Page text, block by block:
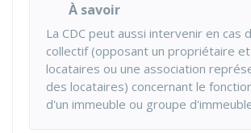
À savoir
La CDC peut aussi intervenir en cas
collectif (opposant un propriétaire
locataires ou une association
des locataires) concernant le
d'un immeuble ou groupe